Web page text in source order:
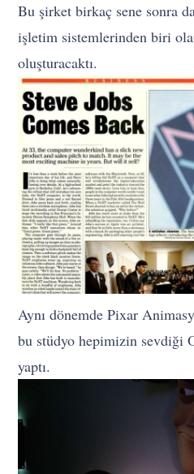
Bu şirket birkaç sene sonra
işletim sistemlerinden biri
oluşturacaktı.
Aynı dönemde Pixar
bu stüdyo hepimizin sevdiği
yaptı.